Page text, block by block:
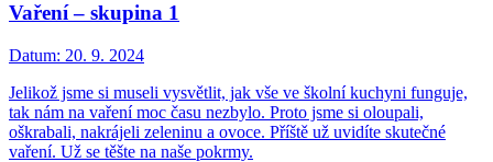
Vaření – skupina 1
Datum: 20. 9. 2024
Jelikož jsme si museli vysvětlit, jak vše ve školní kuchyni funguje,
tak nám na vaření moc času nezbylo. Proto jsme si oloupali,
oškrabali, nakrájeli zeleninu a ovoce. Příště už uvidíte skutečné
vaření. Už se těšte na naše pokrmy.